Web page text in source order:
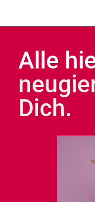
Alle
Dich.